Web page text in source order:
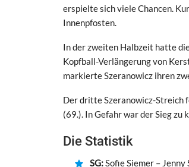
erspielte sich viele Chancen.
Innenpfosten.
In der zweiten Halbzeit hatte
Kopfball-Verlängerung von
markierte Szeranowicz ihren
Der dritte Szeranowicz-Streich
(69.). In Gefahr war der Sieg zu
Die Statistik
SG:Sofie Siemer –